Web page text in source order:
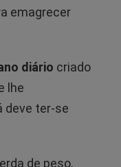
emagrecer
diário criado
lhe
deve ter-se
de peso,